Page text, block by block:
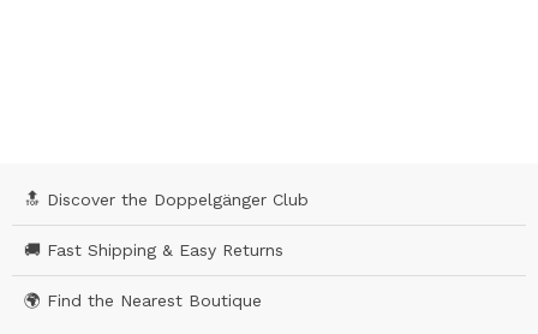
🔝 Discover the Doppelgänger Club
🚚 Fast Shipping & Easy Returns
🌍 Find the Nearest Boutique